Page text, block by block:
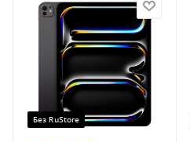
Без RuStore